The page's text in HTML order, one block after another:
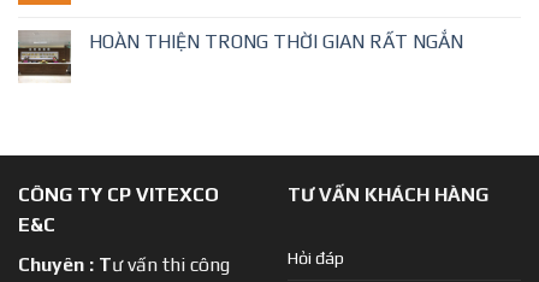
HOÀN THIỆN TRONG THỜI GIAN RẤT NGẮN
CÔNG TY CP VITEXCO
E&C
Chuyên : Tư vấn thi công
TƯ VẤN KHÁCH HÀNG
Hỏi đáp